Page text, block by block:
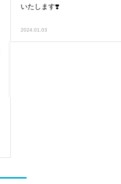
いたします❣️
2024.01.03